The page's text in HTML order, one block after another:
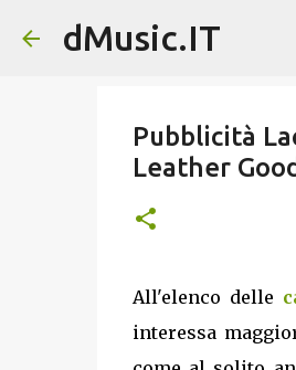
dMusic.IT
Pubblicità
Leather
All'elenco delle
interessa